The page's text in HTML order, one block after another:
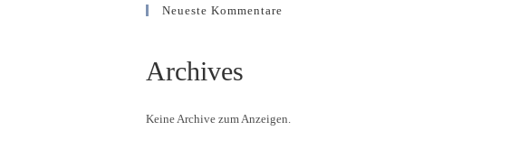
Neueste Kommentare
Archives
Keine Archive zum Anzeigen.